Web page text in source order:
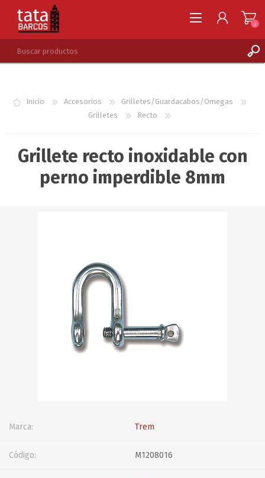
LISTA DE DESEOS
0
Inicio Accesorios
Grilletes/Guardacabos/Omegas
Grilletes
Recto
Grillete recto inoxidable con
perno imperdible 8mm
Marca: Trem
Código: M1208016